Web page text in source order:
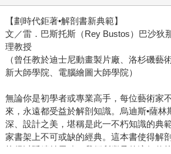
【劃時代鉅著•解剖書新典範】
文／雷．巴斯托斯（Rey Bustos）巴沙狄
理教授
（曾任教於迪士尼動畫製片廠、洛杉磯藝
新大師學院、電腦繪圖大師學院）
無論你是初學者或專業高手，每位藝術家
來，永遠都受益於解剖知識。烏迪斯•薩林
深、設計之美，堪稱是此一不朽知識的典
家書架上不可或缺的經典。這本書使得解
統得以延續並累積。我們所繼承的這個傳